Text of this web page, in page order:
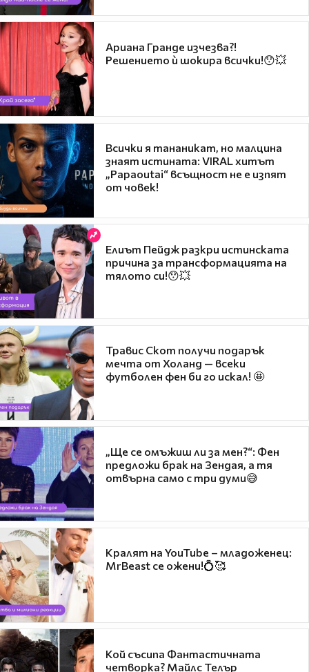
Ариана Гранде изчезва?!
Решението ѝ шокира всички!😯💥
Всички я тананикат, но малцина
знаят истината: VIRAL хитът
„Papaoutai“ всъщност не е изпят
от човек!
Елиът Пейдж разкри истинската
причина за трансформацията на
тялото си!😯💥
Травис Скот получи подарък
мечта от Холанд — всеки
футболен фен би го искал! 🤩
„Ще се омъжиш ли за мен?“: Фен
предложи брак на Зендая, а тя
отвърна само с три думи😅
Кралят на YouTube – младоженец:
MrBeast се ожени!💍🥰
Кой съсипа Фантастичната
четворка? Майлс Телър